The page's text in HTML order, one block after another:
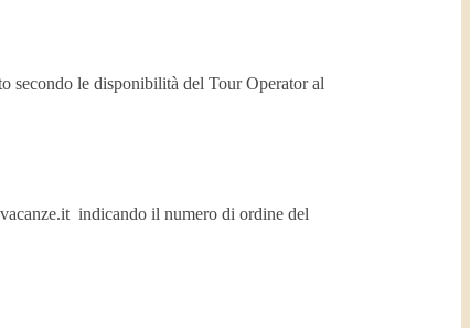
secondo le disponibilità del Tour Operator al
indicando il numero di ordine del